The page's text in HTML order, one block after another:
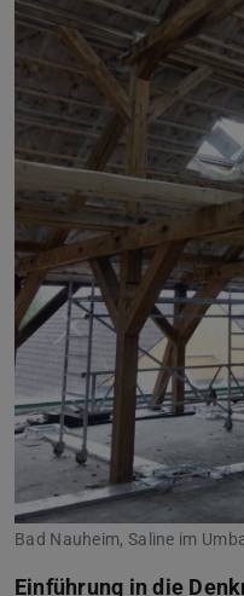
Bad Nauheim, Saline im
Einführung in die